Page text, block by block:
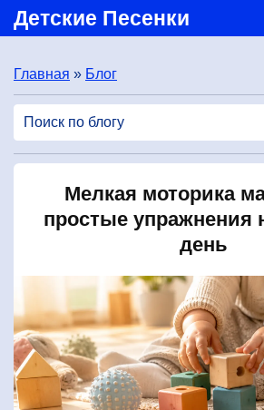
Детские Песенки
Главная » Блог
Мелкая моторика
простые упражнения
день